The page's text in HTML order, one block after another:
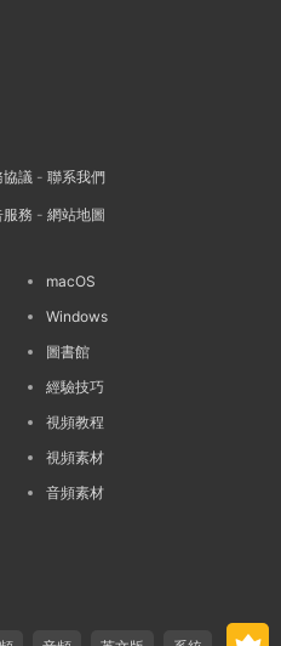
協議 - 聯系我們
服務 - 網站地圖
macOS
Windows
圖書館
經驗技巧
視頻教程
視頻素材
音頻素材